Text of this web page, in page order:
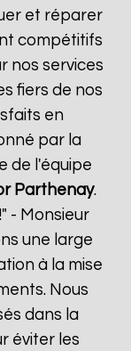
et réparer
compétitifs
nos services
fiers de nos
en
par la
de l'équipe
Parthenay.
- Monsieur
une large
à la mise
Nous
dans la
éviter les